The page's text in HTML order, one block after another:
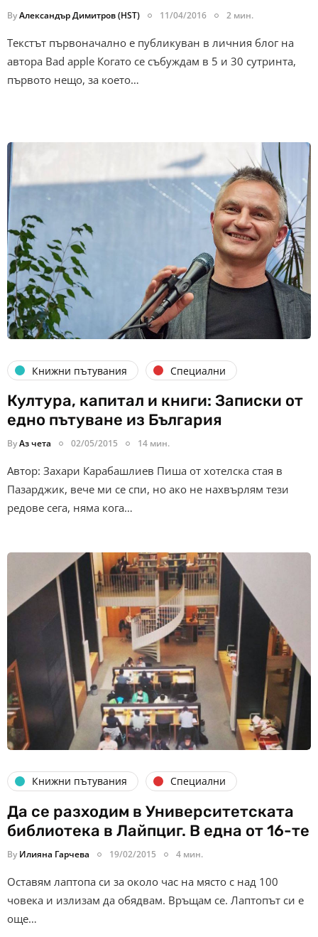
ByАлександър Димитров (HST) 11/04/2016 2 мин.
Текстът първоначално е публикуван в личния блог на
автора Bad apple Когато се събуждам в 5 и 30 сутринта,
първото нещо, за което…
Книжни пътувания Специални
Култура, капитал и книги: Записки от
едно пътуване из България
ByАз чета 02/05/2015 14 мин.
Автор: Захари Карабашлиев Пиша от хотелска стая в
Пазарджик, вече ми се спи, но ако не нахвърлям тези
редове сега, няма кога…
Книжни пътувания Специални
Да се разходим в Университетската
библиотека в Лайпциг. В една от 16-те
By Илияна Гарчева 19/02/2015 4 мин.
Оставям лаптопа си за около час на място с над 100
човека и излизам да обядвам. Връщам се. Лаптопът си е
още…